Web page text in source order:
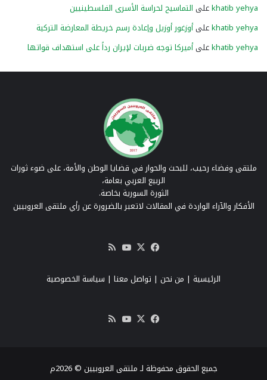
khatib yehyaعلى التماسيح لحراسة الأسرى الفلسطينيين
khatib yehyaعلىأوزغور أوزيل وإعادة رسم خريطة المعارضة التركية
khatib yehyaعلىأميركا توجه ضربات لإيران رداً على استهداف قواتها
ملتقى وفضاء رحيب، للبحث والحوار في قضايا الوطن والأمة، على ضوء ثورات
الربيع العربي بعامة،
الثورة السورية بخاصة.
الأفكار والآراء الواردة في المقالات لاتعبر بالضرورة عن رأي ملتقى العروبيين
فيسبوك
‫X
‫YouTube
RSS
الرئيسية | من نحن | تواصل معنا | سياسة الخصوصية
فيسبوك
‫X
‫YouTube
جميع الحقوق محفوظة لـ ملتقى العروبيين © 2026م